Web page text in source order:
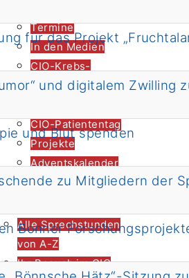
Termine
In den Medien
CIO-Krebs-
Informationstag
CIO-Patiententag
Projekte
Adventskalender
Kochevent
Alle Sprechstunden
von A-Z
Ihr Besuch im CIO
für das Projekt
und digitalem Zwilling
und Blut spenden
zu Mitgliedern der
Bonner